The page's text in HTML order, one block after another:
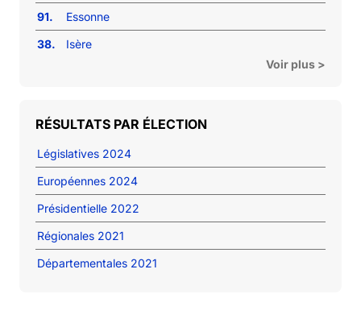
91.
Essonne
38.
Isère
Voir plus >
RÉSULTATS PAR ÉLECTION
Législatives 2024
Européennes 2024
Présidentielle 2022
Régionales 2021
Départementales 2021